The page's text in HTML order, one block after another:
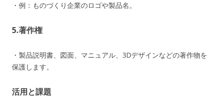
・例：ものづくり企業のロゴや製品名。
5.著作権
・製品説明書、図面、マニュアル、3Dデザインなどの著作物を
保護します。
活用と課題